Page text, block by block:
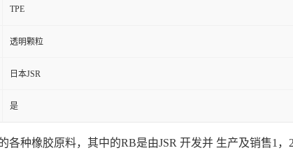
TPE
透明颗粒
日本JSR
是
各种橡胶原料，其中的RB是由JSR 开发并 生产及销售1 ，